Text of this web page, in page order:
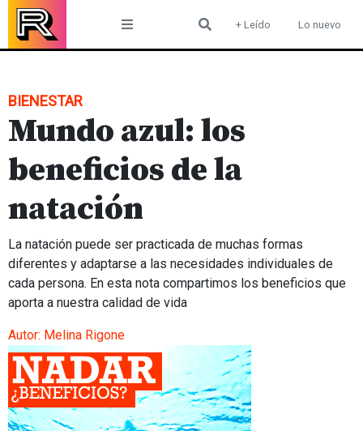
Skip
content
+ Leído Lo nuevo
BIENESTAR
Mundo azul: los
beneficios de la
natación
La natación puede ser practicada de muchas formas
diferentes y adaptarse a las necesidades individuales de
cada persona. En esta nota compartimos los beneficios que
aporta a nuestra calidad de vida
Autor: Melina Rigone